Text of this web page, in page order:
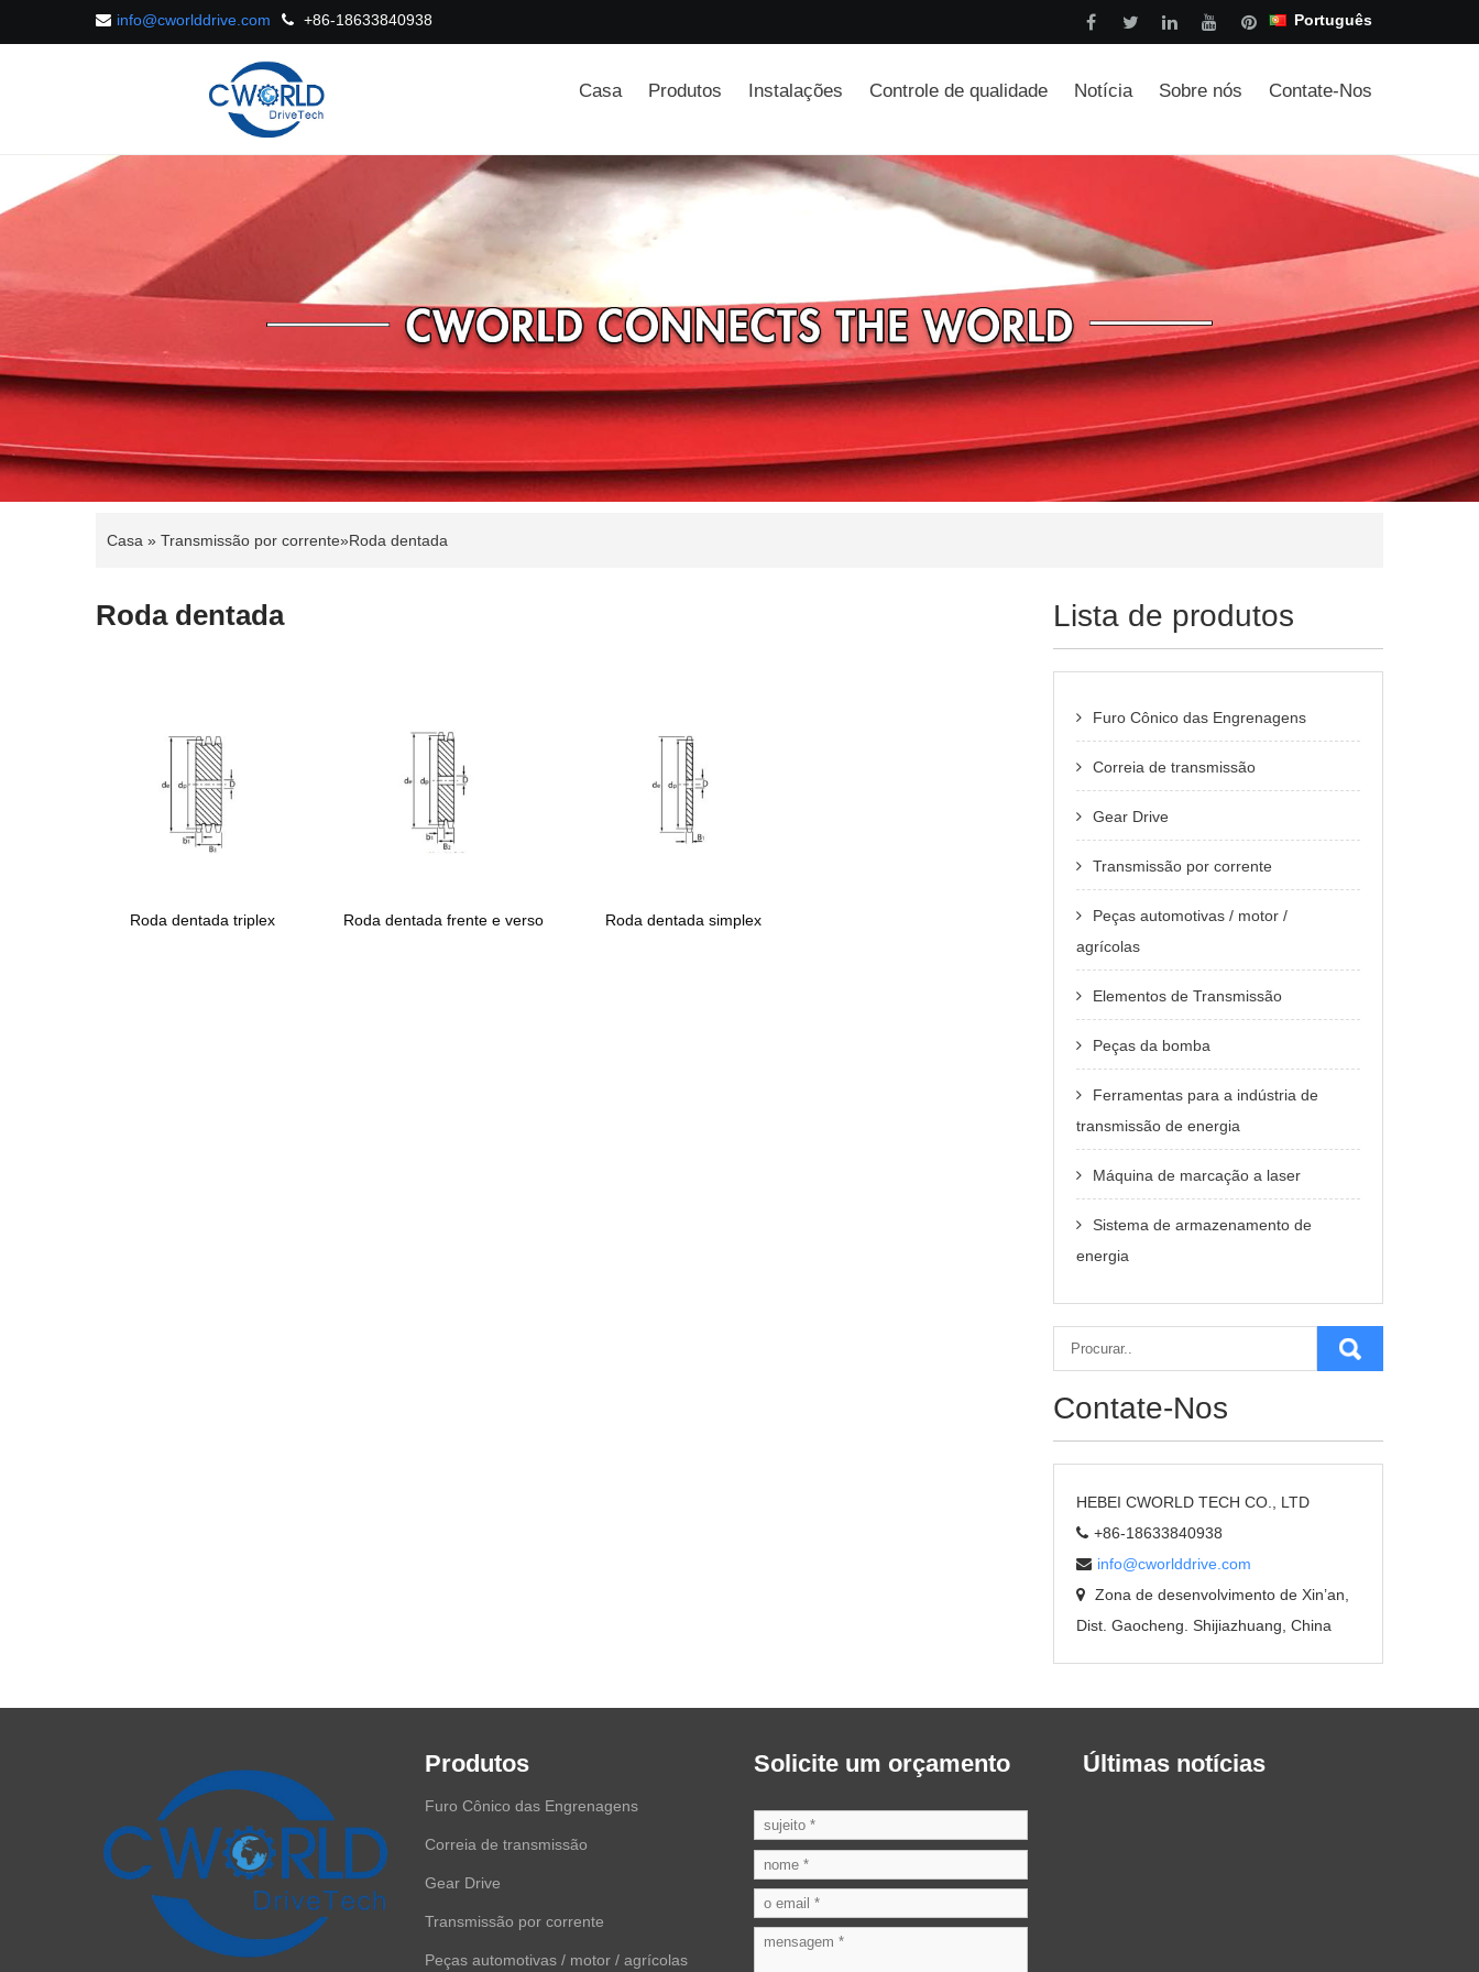
+86-18633840938
info@cworlddrive.com Português
Casa Produtos Instalações Controle de qualidade Notícia Sobre nós Contate-Nos
Casa » Transmissão por corrente»Roda dentada
Roda dentada
Roda dentada triplex Roda dentada frente e verso Roda dentada simplex
Lista de produtos
Furo Cônico das Engrenagens
Correia de transmissão
Gear Drive
Transmissão por corrente
Peças automotivas / motor /
agrícolas
Elementos de Transmissão
Peças da bomba
Ferramentas para a indústria de
transmissão de energia
Máquina de marcação a laser
Sistema de armazenamento de
energia
Contate-Nos
HEBEI CWORLD TECH CO., LTD
+86-18633840938
info@cworlddrive.com
Zona de desenvolvimento de Xin’an,
Dist. Gaocheng. Shijiazhuang, China
Produtos
Furo Cônico das Engrenagens
Correia de transmissão
Gear Drive
Transmissão por corrente
Peças automotivas / motor / agrícolas
Solicite um orçamento Últimas notícias